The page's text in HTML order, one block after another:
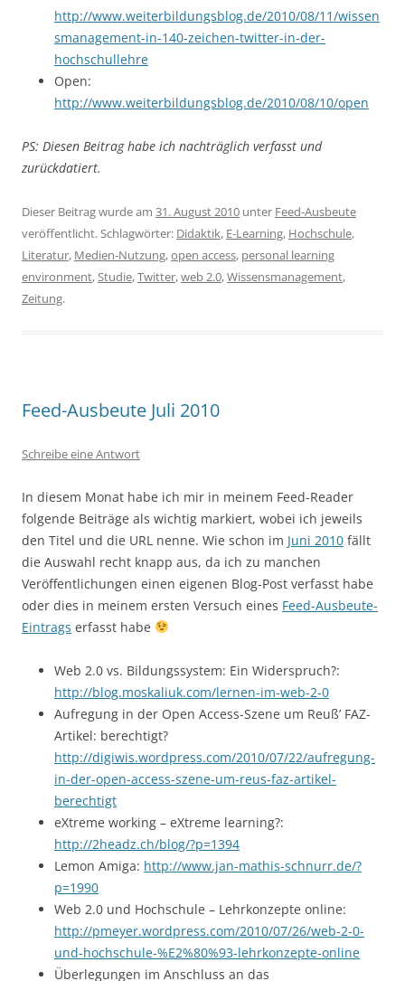
http://www.weiterbildungsblog.de/2010/08/11/wissen
smanagement-in-140-zeichen-twitter-in-der-
hochschullehre
Open:
http://www.weiterbildungsblog.de/2010/08/10/open
PS: Diesen Beitrag habe ich nachträglich verfasst und
zurückdatiert.
Dieser Beitrag wurde am 31. August 2010 unter Feed-Ausbeute
veröffentlicht. Schlagwörter: Didaktik, E-Learning, Hochschule,
Literatur, Medien-Nutzung,open access, personal learning
environment,Studie,Twitter,web 2.0,Wissensmanagement,
Zeitung.
Feed-Ausbeute Juli 2010
Schreibe eine Antwort
In diesem Monat habe ich mir in meinem Feed-Reader
folgende Beiträge als wichtig markiert, wobei ich jeweils
den Titel und die URL nenne. Wie schon im Juni 2010 fällt
die Auswahl recht knapp aus, da ich zu manchen
Veröffentlichungen einen eigenen Blog-Post verfasst habe
oder dies in meinem ersten Versuch eines Feed-Ausbeute-
Eintrags erfasst habe
Web 2.0 vs. Bildungssystem: Ein Widerspruch?:
http://blog.moskaliuk.com/lernen-im-web-2-0
Aufregung in der Open Access-Szene um Reuß’ FAZ-
Artikel: berechtigt?
http://digiwis.wordpress.com/2010/07/22/aufregung-
in-der-open-access-szene-um-reus-faz-artikel-
berechtigt
eXtreme working – eXtreme learning?:
http://2headz.ch/blog/?p=1394
Lemon Amiga: http://www.jan-mathis-schnurr.de/?
p=1990
Web 2.0 und Hochschule – Lehrkonzepte online:
http://pmeyer.wordpress.com/2010/07/26/web-2-0-
und-hochschule-%E2%80%93-lehrkonzepte-online
Überlegungen im Anschluss an das